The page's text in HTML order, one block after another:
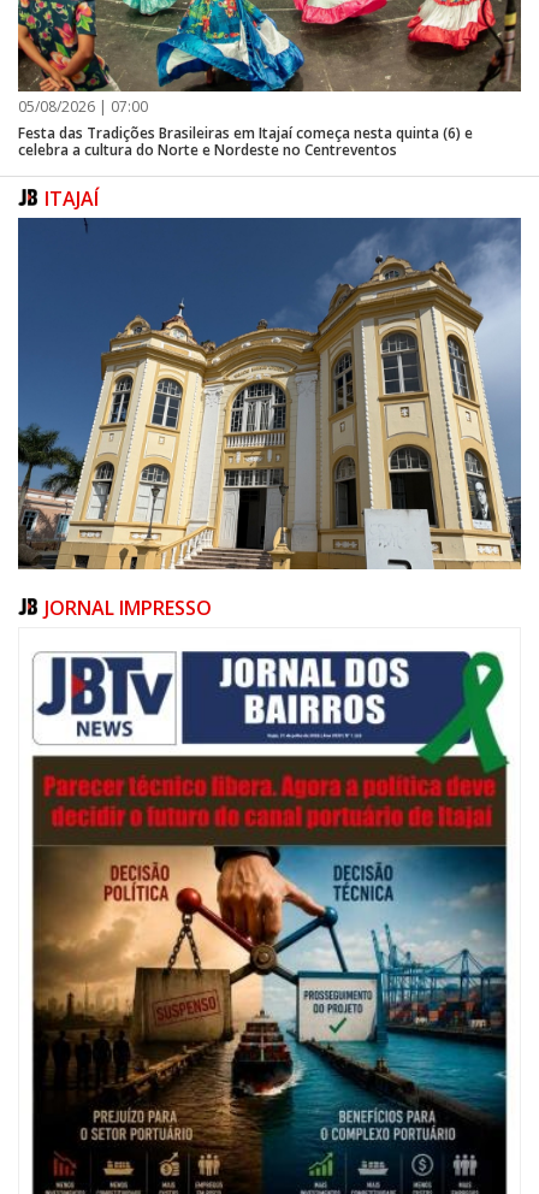
05/08/2026 | 07:00
Festa das Tradições Brasileiras em Itajaí começa nesta quinta (6) e
celebra a cultura do Norte e Nordeste no Centreventos
ITAJAÍ
05/08/2026 | 07:00
Salão Nobre Rui Barbosa do Palácio Marcos Konder abrigará gabinete
protocolar do Município
ITAJAÍ
JORNAL IMPRESSO